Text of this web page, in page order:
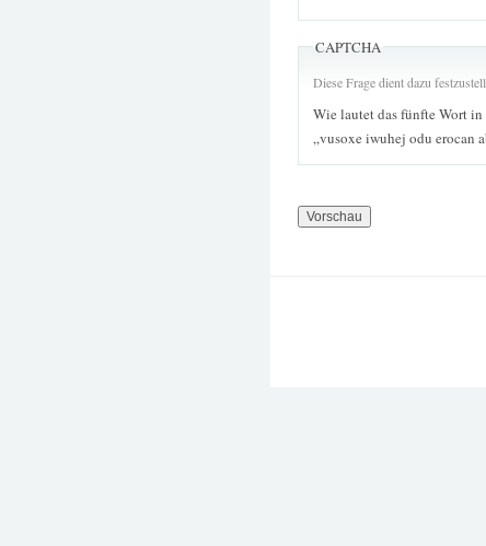
CAPTCHA
Diese Frage dient dazu
Wie lautet das fünfte Wort in
„vusoxe iwuhej odu erocan